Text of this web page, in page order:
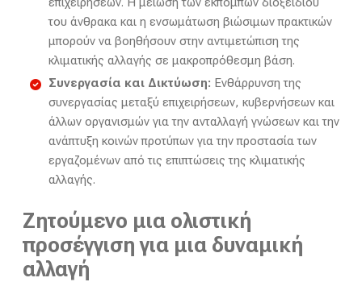
του άνθρακα και η ενσωμάτωση βιώσιμων πρακτικών
μπορούν να βοηθήσουν στην αντιμετώπιση της
κλιματικής αλλαγής σε μακροπρόθεσμη βάση.
Συνεργασία και Δικτύωση: Ενθάρρυνση της
συνεργασίας μεταξύ επιχειρήσεων, κυβερνήσεων και
άλλων οργανισμών για την ανταλλαγή γνώσεων και την
ανάπτυξη κοινών προτύπων για την προστασία των
εργαζομένων από τις επιπτώσεις της κλιματικής
αλλαγής.
Ζητούμενο μια ολιστική
προσέγγιση για μια δυναμική
αλλαγή